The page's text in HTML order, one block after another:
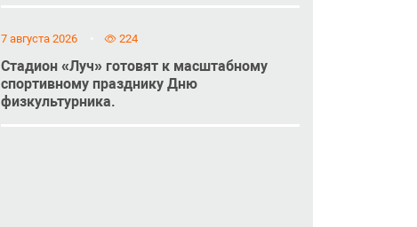
7 августа 2026 224
Стадион «Луч» готовят к масштабному
спортивному празднику Дню
физкультурника.